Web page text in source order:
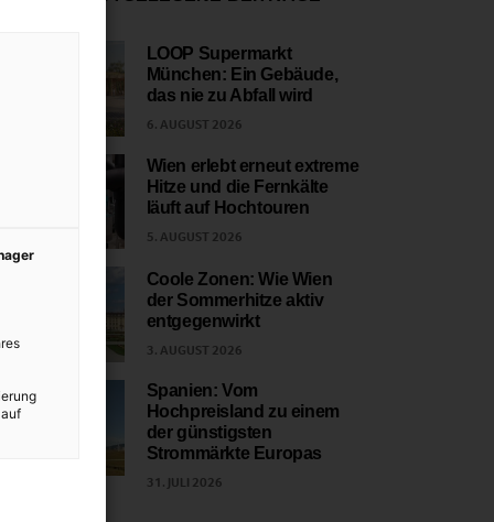
LOOP Supermarkt
München: Ein Gebäude,
das nie zu Abfall wird
6. AUGUST 2026
Wien erlebt erneut extreme
Hitze und die Fernkälte
läuft auf Hochtouren
5. AUGUST 2026
Coole Zonen: Wie Wien
der Sommerhitze aktiv
entgegenwirkt
3. AUGUST 2026
Spanien: Vom
Hochpreisland zu einem
der günstigsten
Strommärkte Europas
31. JULI 2026